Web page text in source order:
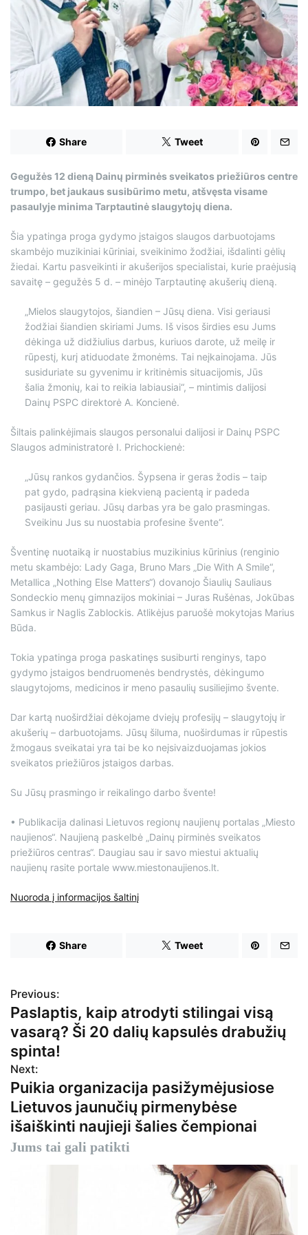
d
t
i
m
e
Share Tweet
Gegužės 12 dieną Dainų pirminės sveikatos priežiūros centre
trumpo, bet jaukaus susibūrimo metu, atšvęsta visame
pasaulyje minima Tarptautinė slaugytojų diena.
Šia ypatinga proga gydymo įstaigos slaugos darbuotojams
skambėjo muzikiniai kūriniai, sveikinimo žodžiai, išdalinti gėlių
žiedai. Kartu pasveikinti ir akušerijos specialistai, kurie praėjusią
savaitę – gegužės 5 d. – minėjo Tarptautinę akušerių dieną.
„Mielos slaugytojos, šiandien – Jūsų diena. Visi geriausi
žodžiai šiandien skiriami Jums. Iš visos širdies esu Jums
dėkinga už didžiulius darbus, kuriuos darote, už meilę ir
rūpestį, kurį atiduodate žmonėms. Tai neįkainojama. Jūs
susiduriate su gyvenimu ir kritinėmis situacijomis, Jūs
šalia žmonių, kai to reikia labiausiai“, – mintimis dalijosi
Dainų PSPC direktorė A. Koncienė.
Šiltais palinkėjimais slaugos personalui dalijosi ir Dainų PSPC
Slaugos administratorė I. Prichockienė:
„Jūsų rankos gydančios. Šypsena ir geras žodis – taip
pat gydo, padrąsina kiekvieną pacientą ir padeda
pasijausti geriau. Jūsų darbas yra be galo prasmingas.
Sveikinu Jus su nuostabia profesine švente“.
Šventinę nuotaiką ir nuostabius muzikinius kūrinius (renginio
metu skambėjo: Lady Gaga, Bruno Mars „Die With A Smile“,
Metallica „Nothing Else Matters“) dovanojo Šiaulių Sauliaus
Sondeckio menų gimnazijos mokiniai – Juras Rušėnas, Jokūbas
Samkus ir Naglis Zablockis. Atlikėjus paruošė mokytojas Marius
Būda.
Tokia ypatinga proga paskatinęs susiburti renginys, tapo
gydymo įstaigos bendruomenės bendrystės, dėkingumo
slaugytojoms, medicinos ir meno pasaulių susiliejimo švente.
Dar kartą nuoširdžiai dėkojame dviejų profesijų – slaugytojų ir
akušerių – darbuotojams. Jūsų šiluma, nuoširdumas ir rūpestis
žmogaus sveikatai yra tai be ko neįsivaizduojamas jokios
sveikatos priežiūros įstaigos darbas.
Su Jūsų prasmingo ir reikalingo darbo švente!
• Publikacija dalinasi Lietuvos regionų naujienų portalas „Miesto
naujienos“. Naujieną paskelbė „Dainų pirminės sveikatos
priežiūros centras“. Daugiau sau ir savo miestui aktualių
naujienų rasite portale www.miestonaujienos.lt.
Nuoroda į informacijos šaltinį
Share Tweet
N
a
v
i
g
a
c
Previous:
Paslaptis, kaip atrodyti stilingai visą
vasarą? Ši 20 dalių kapsulės drabužių
spinta!
Next:
Puikia organizacija pasižymėjusiose
Lietuvos jaunučių pirmenybėse
išaiškinti naujieji šalies čempionai
Jums tai gali patikti